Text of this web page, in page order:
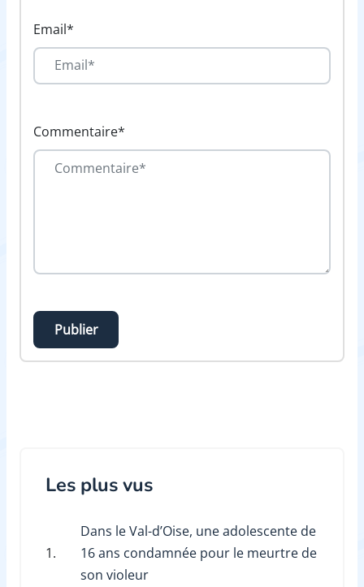
Email*
Commentaire*
Publier
Les plus vus
1.
Dans le Val-d’Oise, une adolescente de
16 ans condamnée pour le meurtre de
son violeur